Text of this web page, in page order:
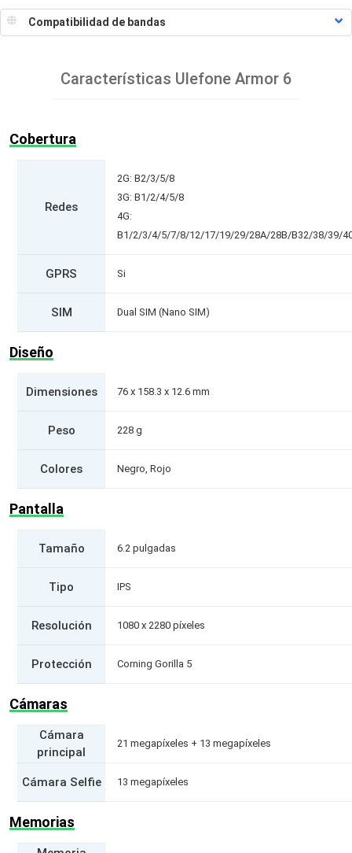
Características Ulefone Armor 6
Cobertura
Redes
2G: B2/3/5/8
3G: B1/2/4/5/8
4G:
B1/2/3/4/5/7/8/12/17/19/29/28A/28B/B32/38/39/
GPRS Si
SIM Dual SIM (Nano SIM)
Diseño
Dimensiones 76 x 158.3 x 12.6 mm
Peso 228 g
Colores Negro, Rojo
Pantalla
Tamaño 6.2 pulgadas
Tipo IPS
Resolución 1080 x 2280 píxeles
Protección Corning Gorilla 5
Cámaras
Cámara
principal
21 megapíxeles + 13 megapíxeles
Cámara Selfie 13 megapíxeles
Memorias